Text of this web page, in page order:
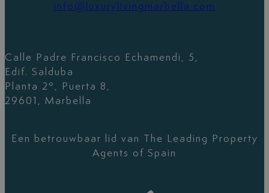
info@luxurylivingmarbella.com
Calle Padre Francisco Echamendi, 5,
Edif. Salduba
Planta 2º, Puerta 8,
29601, Marbella
Een betrouwbaar lid van The Leading Property
Agents of Spain